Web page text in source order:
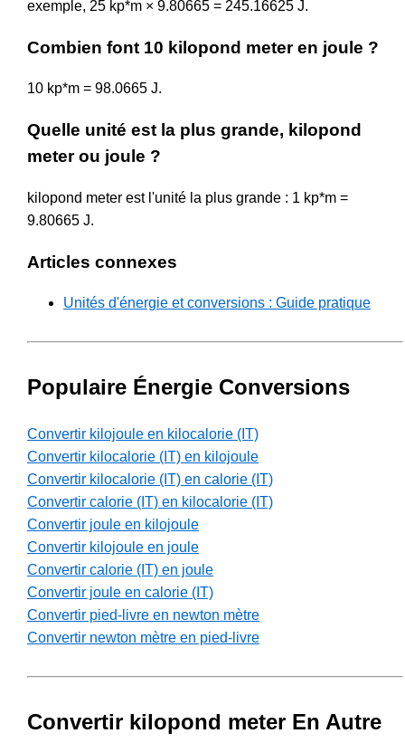
exemple, 25 kp*m × 9.80665 = 245.16625 J.
Combien font 10 kilopond meter en joule ?
10 kp*m = 98.0665 J.
Quelle unité est la plus grande, kilopond
meter ou joule ?
kilopond meter est l'unité la plus grande : 1 kp*m =
9.80665 J.
Articles connexes
Unités d'énergie et conversions : Guide pratique
Populaire Énergie Conversions
Convertir kilojoule en kilocalorie (IT)
Convertir kilocalorie (IT) en kilojoule
Convertir kilocalorie (IT) en calorie (IT)
Convertir calorie (IT) en kilocalorie (IT)
Convertir joule en kilojoule
Convertir kilojoule en joule
Convertir calorie (IT) en joule
Convertir joule en calorie (IT)
Convertir pied-livre en newton mètre
Convertir newton mètre en pied-livre
Convertir kilopond meter En Autre